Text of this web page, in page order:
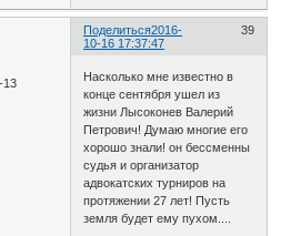
Поделиться 39
2016-
10-16 17:37:47
13
Насколько мне известно в
конце сентября ушел из
жизни Лысоконев Валерий
Петрович! Думаю многие его
хорошо знали! он бессменны
судья и организатор
адвокатских турниров на
протяжении 27 лет! Пусть
земля будет ему пухом....